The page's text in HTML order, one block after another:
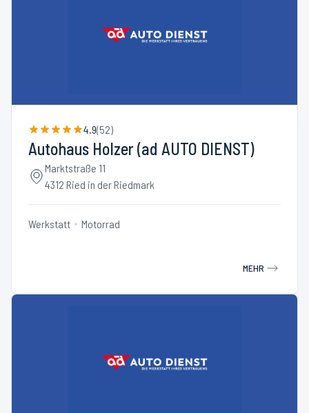
4.9(52)
Autohaus Holzer (ad AUTO DIENST)
Marktstraße 11
4312 Ried in der Riedmark
Werkstatt Motorrad
MEHR